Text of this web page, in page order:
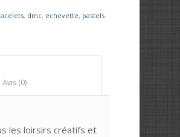
, dmc, echevette, pastels
les loirsirs créatifs et